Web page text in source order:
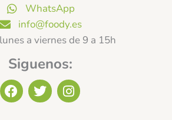
WhatsApp
info@foody.es
a viernes de 9 a 15h
Siguenos:
F
a
T
w
I
n